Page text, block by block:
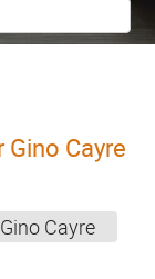
Cayre
Cayre